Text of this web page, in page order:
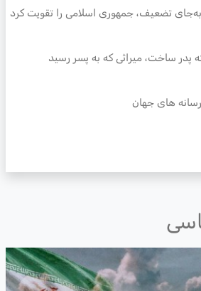
تضعیف، جمهوری اسلامی را تقویت کرد
ساخت، میراثی که به پسر رسید
های جهان